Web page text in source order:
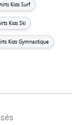
Kids Surf
Kids Ski
Kids Gymnastique